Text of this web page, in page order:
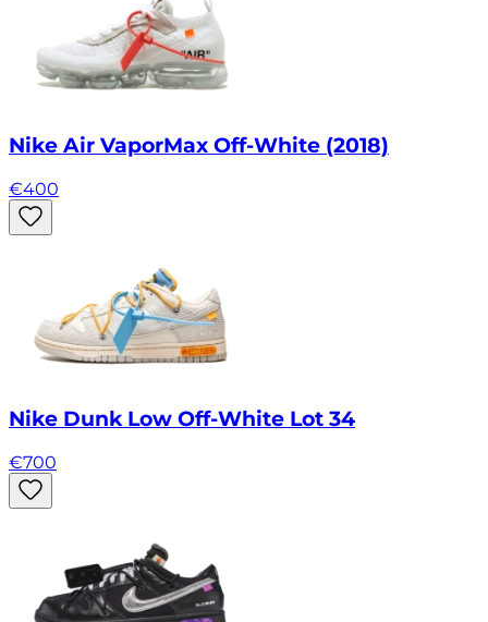
Nike Air VaporMax Off-White (2018)
€400
Nike Dunk Low Off-White Lot 34
€700